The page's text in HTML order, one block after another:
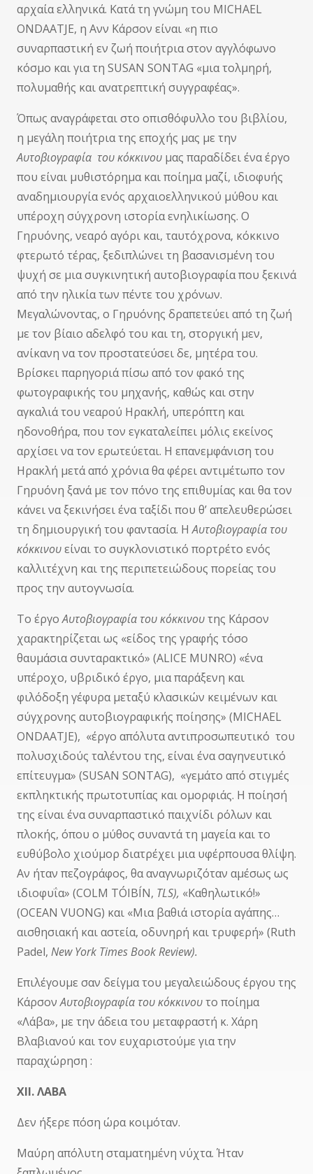
αρχαία ελληνικά. Κατά τη γνώμη του MICHAEL
ONDAATJE, η Ανν Κάρσον είναι «η πιο
συναρπαστική εν ζωή ποιήτρια στον αγγλόφωνο
κόσμο και για τη SUSAN SONTAG «μια τολμηρή,
πολυμαθής και ανατρεπτική συγγραφέας».
Όπως αναγράφεται στο οπισθόφυλλο του βιβλίου,
η μεγάλη ποιήτρια της εποχής μας με την
Αυτοβιογραφία του κόκκινουμας παραδίδει ένα έργο
που είναι μυθιστόρημα και ποίημα μαζί, ιδιοφυής
αναδημιουργία ενός αρχαιοελληνικού μύθου και
υπέροχη σύγχρονη ιστορία ενηλικίωσης. Ο
Γηρυόνης, νεαρό αγόρι και, ταυτόχρονα, κόκκινο
φτερωτό τέρας, ξεδιπλώνει τη βασανισμένη του
ψυχή σε μια συγκινητική αυτοβιογραφία που ξεκινά
από την ηλικία των πέντε του χρόνων.
Μεγαλώνοντας, ο Γηρυόνης δραπετεύει από τη ζωή
με τον βίαιο αδελφό του και τη, στοργική μεν,
ανίκανη να τον προστατεύσει δε, μητέρα του.
Βρίσκει παρηγοριά πίσω από τον φακό της
φωτογραφικής του μηχανής, καθώς και στην
αγκαλιά του νεαρού Ηρακλή, υπερόπτη και
ηδονοθήρα, που τον εγκαταλείπει μόλις εκείνος
αρχίσει να τον ερωτεύεται. Η επανεμφάνιση του
Ηρακλή μετά από χρόνια θα φέρει αντιμέτωπο τον
Γηρυόνη ξανά με τον πόνο της επιθυμίας και θα τον
κάνει να ξεκινήσει ένα ταξίδι που θ’ απελευθερώσει
τη δημιουργική του φαντασία. H Αυτοβιογραφία του
κόκκινουείναι το συγκλονιστικό πορτρέτο ενός
καλλιτέχνη και της περιπετειώδους πορείας του
προς την αυτογνωσία.
Το έργοΑυτοβιογραφία του κόκκινουτης Κάρσον
χαρακτηρίζεται ως «είδος της γραφής τόσο
θαυμάσια συνταρακτικό» (ALICE MUNRO) «ένα
υπέροχο, υβριδικό έργο, μια παράξενη και
φιλόδοξη γέφυρα μεταξύ κλασικών κειμένων και
σύγχρονης αυτοβιογραφικής ποίησης» (MICHAEL
ONDAATJE), «έργο απόλυτα αντιπροσωπευτικό του
πολυσχιδούς ταλέντου της, είναι ένα σαγηνευτικό
επίτευγμα» (SUSAN SONTAG), «γεμάτο από στιγμές
εκπληκτικής πρωτοτυπίας και ομορφιάς. Η ποίησή
της είναι ένα συναρπαστικό παιχνίδι ρόλων και
πλοκής, όπου ο μύθος συναντά τη μαγεία και το
ευθύβολο χιούμορ διατρέχει μια υφέρπουσα θλίψη.
Αν ήταν πεζογράφος, θα αναγνωριζόταν αμέσως ως
ιδιοφυΐα» (COLM TÓIBÍN, TLS), «Καθηλωτικό!»
(OCEAN VUONG) και «Μια βαθιά ιστορία αγάπης…
αισθησιακή και αστεία, οδυνηρή και τρυφερή» (Ruth
Padel, NewYork TimesBookReview).
Επιλέγουμε σαν δείγμα του μεγαλειώδους έργου της
ΚάρσονΑυτοβιογραφία του κόκκινουτο ποίημα
«Λάβα», με την άδεια του μεταφραστή κ. Χάρη
Βλαβιανού και τον ευχαριστούμε για την
παραχώρηση :
ΧΙΙ. ΛΑΒΑ
Δεν ήξερε πόση ώρα κοιμόταν.
Μαύρη απόλυτη σταματημένη νύχτα. Ήταν